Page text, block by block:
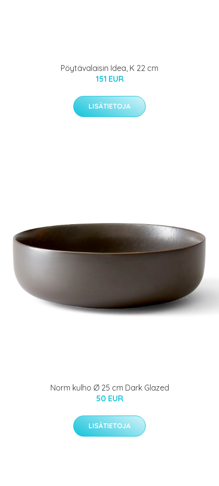
Pöytävalaisin Idea, K 22 cm
151 EUR
LISÄTIETOJA
Norm kulho Ø 25 cm Dark Glazed
50 EUR
LISÄTIETOJA